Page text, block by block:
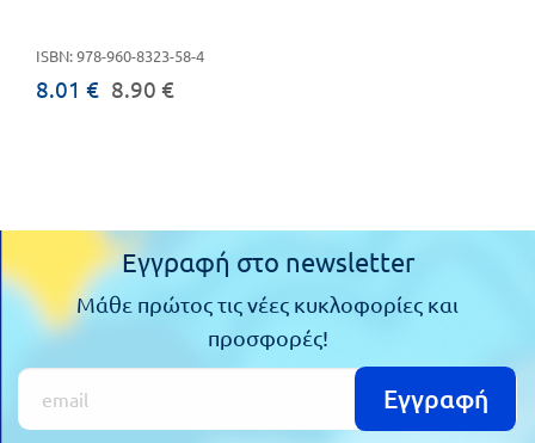
ISBN: 978-960-8323-58-4
8.01 € 8.90 €
Εγγραφή στο newsletter
Μάθε πρώτος τις νέες κυκλοφορίες και
προσφορές!
Εγγραφή